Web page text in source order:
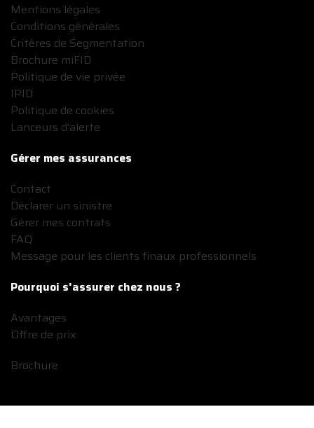
Mentions légales
Conditions générales
Critères de Segmentation
Brochure miFID
Politique de vie privée
IPID
Politique de cookies
Lanceurs d'alerte
Gérer mes assurances
Contact
Déclarer un sinistre
Gérer mes contrats
FAQ
Message pour les clients finaux professionnels
Pourquoi s'assurer chez nous ?
Avantages
Offre de prix
Brochure